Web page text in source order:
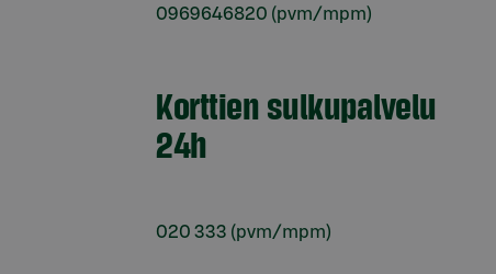
0969646820 (pvm/mpm)
Korttien sulkupalvelu
24h
020 333 (pvm/mpm)